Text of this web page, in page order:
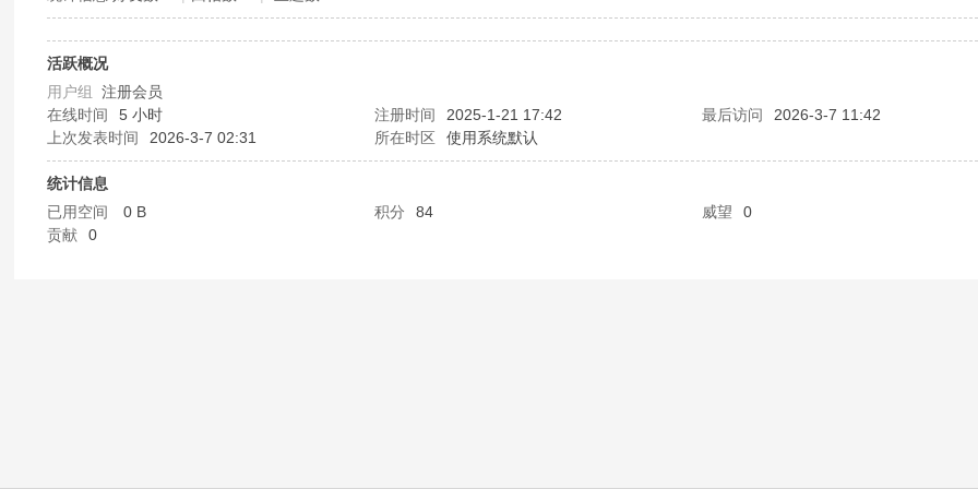
活跃概况
用户组注册会员
在线时间
5 小时 注册时间 2025-1-21 17:42 最后访问
2026-3-7 11:42
上次发表时间
2026-3-7 02:31 所在时区 使用系统默认
统计信息
已用空间
0 B 积分 84 威望
0
贡献
0